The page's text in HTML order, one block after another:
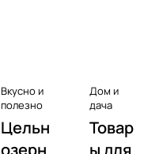
Вкусно и
полезно
Цельн
озерн
Дом и
дача
Товар
ы для